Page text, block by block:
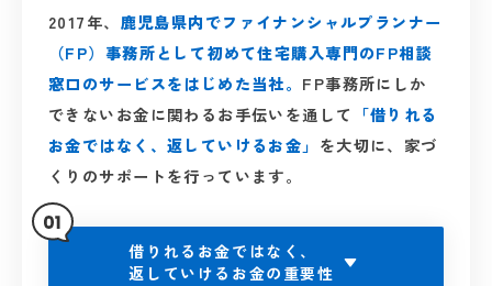
2017年、 鹿児島県内でファイナンシャルプランナー
（FP）事務所として初めて住宅購入専門のFP相談
窓口のサービスをはじめた当社。 FP事務所にしか
できないお金に関わるお手伝いを通して 「借りれる
お金ではなく、返していけるお金」 を大切に、家づ
くりのサポートを行っています。
借りれるお金ではなく、
返していけるお金の重要性